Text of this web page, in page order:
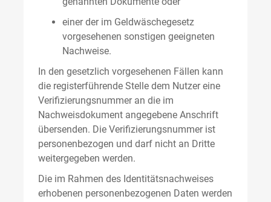
einer der im Geldwäschegesetz
vorgesehenen sonstigen geeigneten
Nachweise.
In den gesetzlich vorgesehenen Fällen kann
die registerführende Stelle dem Nutzer eine
Verifizierungsnummer an die im
Nachweisdokument angegebene Anschrift
übersenden. Die Verifizierungsnummer ist
personenbezogen und darf nicht an Dritte
weitergegeben werden.
Die im Rahmen des Identitätsnachweises
erhobenen personenbezogenen Daten werden